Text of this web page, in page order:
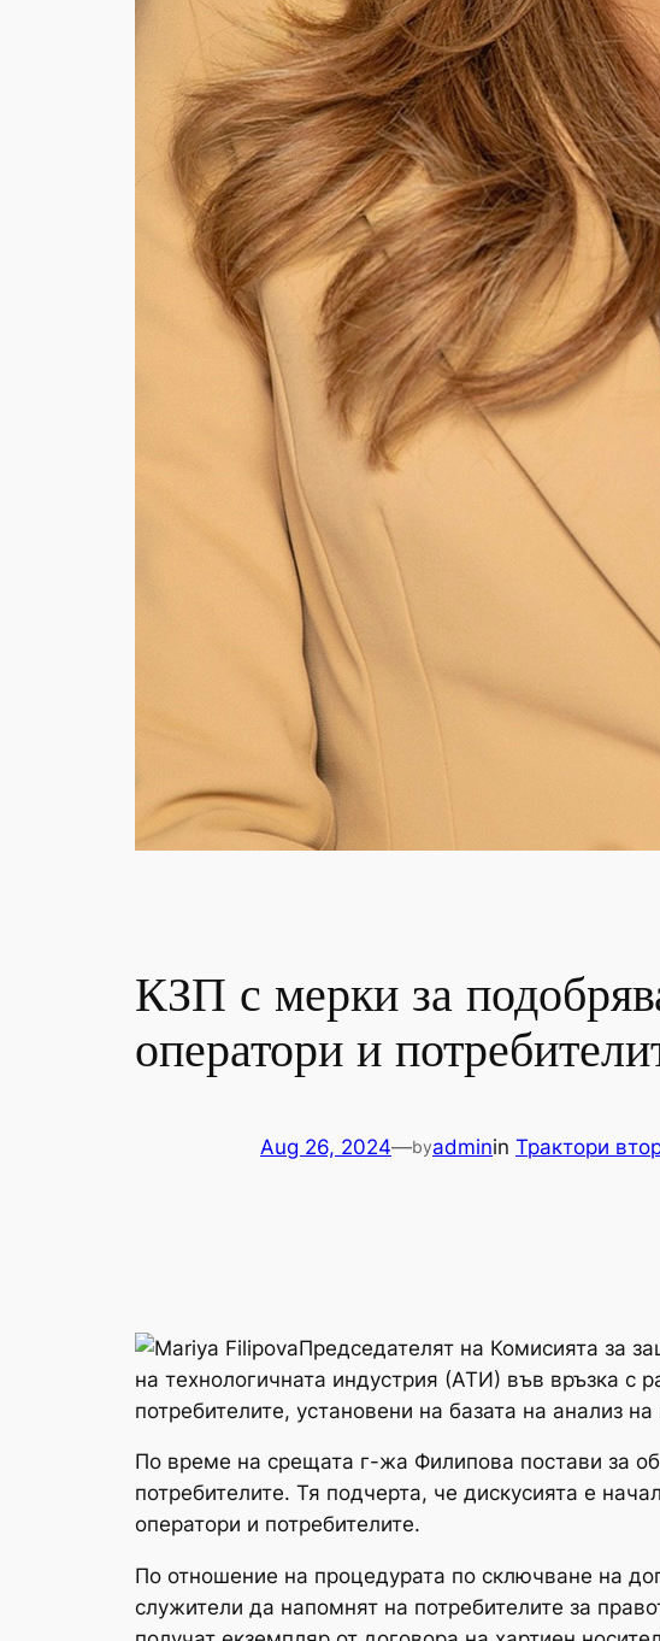
КЗП с мерки за
оператори и
Aug 26, 2024—byadminin Трактори
Председателят на Комисията за
на технологичната индустрия (АТИ) във връзка с
потребителите, установени на базата на анализ
По време на срещата г-жа Филипова постави за
потребителите. Тя подчерта, че дискусията е
оператори и потребителите.
По отношение на процедурата по сключване на
служители да напомнят на потребителите за